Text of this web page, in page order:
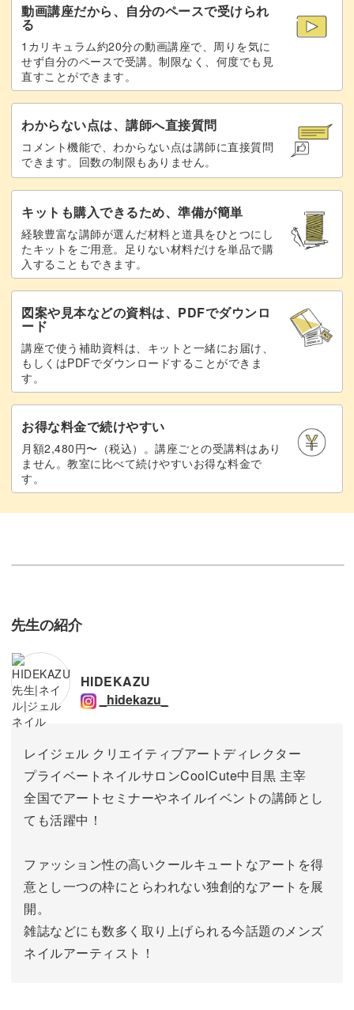
お客様に喜んでいただける個性的なデザインです。
配置のバランスや隙間の調整方法など、プロの現場で役立
つ実践的なテクニックも学べるこのアート。
ぜひ様々なアレンジで、サロンワークに活かしてみてくだ
さいね。
動画講座だから、自分のペースで受けられ
る
1カリキュラム約20分の動画講座で、周りを気に
せず自分のペースで受講。制限なく、何度でも見
直すことができます。
わからない点は、講師へ直接質問
コメント機能で、わからない点は講師に直接質問
できます。回数の制限もありません。
キットも購入できるため、準備が簡単
経験豊富な講師が選んだ材料と道具をひとつにし
たキットをご用意。足りない材料だけを単品で購
入することもできます。
図案や見本などの資料は、PDFでダウンロ
ード
講座で使う補助資料は、キットと一緒にお届け、
もしくはPDFでダウンロードすることができま
す。
お得な料金で続けやすい
月額2,480円〜（税込）。講座ごとの受講料はあり
ません。教室に比べて続けやすいお得な料金で
す。
先生の紹介
HIDEKAZU
_hidekazu_
レイジェル クリエイティブアートディレクター
プライベートネイルサロンCoolCute中目黒 主宰
全国でアートセミナーやネイルイベントの講師とし
ても活躍中！
ファッション性の高いクールキュートなアートを得
意とし一つの枠にとらわれない独創的なアートを展
開。
雑誌などにも数多く取り上げられる今話題のメンズ
ネイルアーティスト！